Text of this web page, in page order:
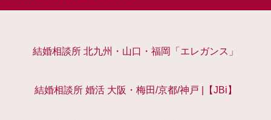
結婚相談所 北九州・山口・福岡「エレガンス」
結婚相談所 婚活 大阪・梅田/京都/神戸 |【JBi】